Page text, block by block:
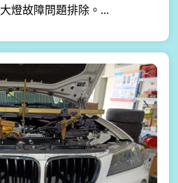
燈故障問題排除。...